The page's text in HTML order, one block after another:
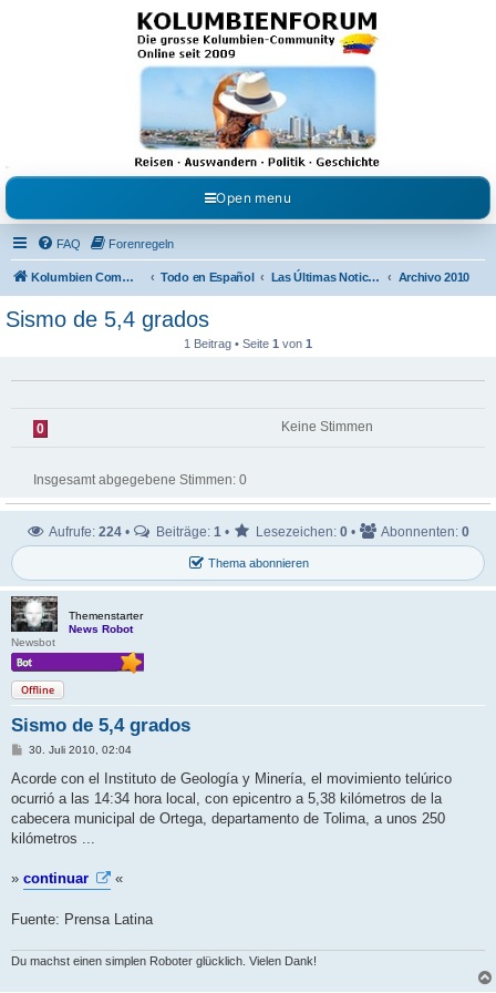
Kolumbienforum - Das
grosse Forum der
Freunde Kolumbiens
Reisen, Auswandern, Kultur, Politik, Geschichte und Visum in Kolumbien und Venezuela.
Austausch, Erfahrungen und Gemeinschaft im Kolumbienforum
Open menu
FAQ Forenregeln
Kolumbien Community Todo en Español Las Últimas Noticias en Español Archivo 2010
Sismo de 5,4 grados
1 Beitrag • Seite 1 von 1
0 Keine Stimmen
Insgesamt abgegebene Stimmen: 0
Thema abonnieren
Aufrufe: 224 • Beiträge: 1 • Lesezeichen: 0 • Abonnenten: 0
Themenstarter
News Robot
Newsbot
Offline
Sismo de 5,4 grados
B
i
r
a
30. Juli 2010, 02:04
Acorde con el Instituto de Geología y Minería, el movimiento telúrico
ocurrió a las 14:34 hora local, con epicentro a 5,38 kilómetros de la
cabecera municipal de Ortega, departamento de Tolima, a unos 250
kilómetros ...
» continuar «
Fuente: Prensa Latina
Du machst einen simplen Roboter glücklich. Vielen Dank!